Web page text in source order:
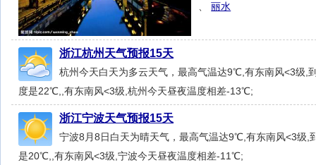
、丽水
浙江杭州天气预报15天
杭州今天白天为多云天气，最高气温达9℃,有东南风<3级,
度是22℃,,有东南风<3级,杭州今天昼夜温度相差-13℃;
浙江宁波天气预报15天
宁波8月8日白天为晴天气，最高气温达9℃,有东南风<3级,
是20℃,,有东南风<3级,宁波今天昼夜温度相差-11℃;